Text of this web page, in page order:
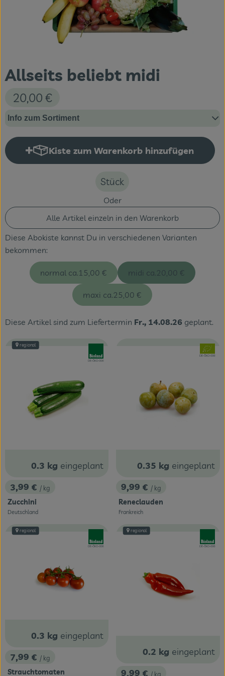
Themenwelten
Obst & Gemüse
Vorratskammer
Naturdrogerie
Getränke
Das Konzept
Firmenkunden
Veranstaltungen
Blog
Allseits beliebt midi
20,00 €
Info zum Sortiment
Kiste zum Warenkorb hinzufügen
Kiste zum Warenkorb
Stück
Oder
Alle Artikel einzeln in den Warenkorb
Diese Abokiste kannst Du in verschiedenen Varianten
bekommen:
normal ca.15,00 € midi ca. 20,00 €
maxi ca.25,00 €
Diese Artikel sind zum Liefertermin Fr., 14.08.26 geplant.
, Preis:
3,99 € / kg
Zucchini
, Herkunft:
Deutschland
0.3 kg eingeplant
, Kontrollstelle:
DE-ÖKO-006
regional
, Preis:
9,99 € / kg
Reneclauden
, Herkunft:
Frankreich
0.35 kg eingeplant
, Verband:
, Kontrollstelle:
DE-ÖKO-006
, Preis:
7,99 € / kg
Strauchtomaten
0.3 kg eingeplant
, Kontrollstelle:
DE-ÖKO-006
regional
9,99 € / kg
0.2 kg eingeplant
, Kontrollstelle:
DE-ÖKO-006
regional